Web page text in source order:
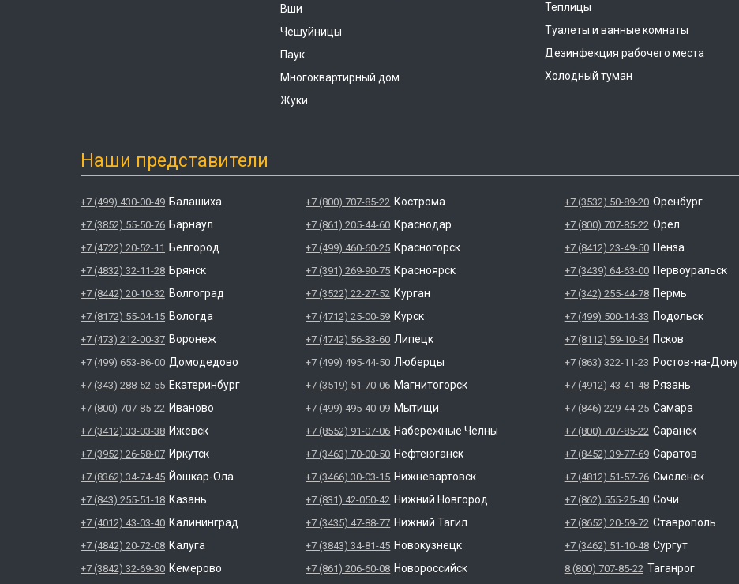
Вши
Чешуйницы
Паук
Многоквартирный дом
Жуки
Теплицы
Туалеты и ванные комнаты
Дезинфекция рабочего места
Холодный туман
Наши представители
+7 (499) 430-00-49 Балашиха
+7 (3852) 55-50-76 Барнаул
+7 (4722) 20-52-11 Белгород
+7 (4832) 32-11-28 Брянск
+7 (8442) 20-10-32 Волгоград
+7 (8172) 55-04-15 Вологда
+7 (473) 212-00-37 Воронеж
+7 (499) 653-86-00 Домодедово
+7 (343) 288-52-55 Екатеринбург
+7 (800) 707-85-22 Иваново
+7 (3412) 33-03-38 Ижевск
+7 (3952) 26-58-07 Иркутск
+7 (8362) 34-74-45 Йошкар-Ола
+7 (843) 255-51-18 Казань
+7 (4012) 43-03-40 Калининград
+7 (4842) 20-72-08 Калуга
+7 (3842) 32-69-30 Кемерово
+7 (800) 707-85-22 Кострома
+7 (861) 205-44-60 Краснодар
+7 (499) 460-60-25 Красногорск
+7 (391) 269-90-75 Красноярск
+7 (3522) 22-27-52 Курган
+7 (4712) 25-00-59 Курск
+7 (4742) 56-33-60 Липецк
+7 (499) 495-44-50 Люберцы
+7 (3519) 51-70-06 Магнитогорск
+7 (499) 495-40-09 Мытищи
+7 (8552) 91-07-06 Набережные Челны
+7 (3463) 70-00-50 Нефтеюганск
+7 (3466) 30-03-15 Нижневартовск
+7 (831) 42-050-42 Нижний Новгород
+7 (3435) 47-88-77 Нижний Тагил
+7 (3843) 34-81-45 Новокузнецк
+7 (861) 206-60-08 Новороссийск
+7 (3532) 50-89-20 Оренбург
+7 (800) 707-85-22 Орёл
+7 (8412) 23-49-50 Пенза
+7 (3439) 64-63-00 Первоуральск
+7 (342) 255-44-78 Пермь
+7 (499) 500-14-33 Подольск
+7 (8112) 59-10-54 Псков
+7 (863) 322-11-23 Ростов-на-Дону
+7 (4912) 43-41-48 Рязань
+7 (846) 229-44-25 Самара
+7 (800) 707-85-22 Саранск
+7 (8452) 39-77-69 Саратов
+7 (4812) 51-57-76 Смоленск
+7 (862) 555-25-40 Сочи
+7 (8652) 20-59-72 Ставрополь
+7 (3462) 51-10-48 Сургут
8 (800) 707-85-22 Таганрог